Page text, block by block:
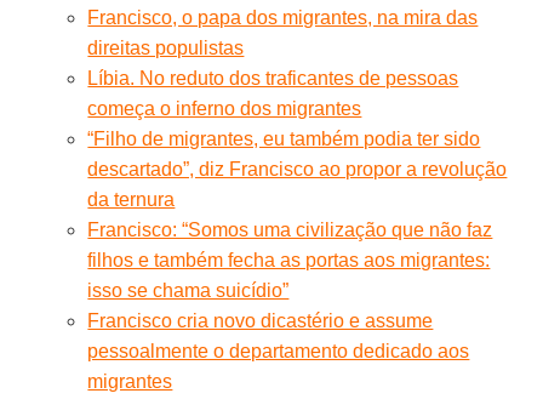
Francisco, o papa dos migrantes, na mira das
direitas populistas
Líbia. No reduto dos traficantes de pessoas
começa o inferno dos migrantes
“Filho de migrantes, eu também podia ter sido
descartado”, diz Francisco ao propor a revolução
da ternura
Francisco: “Somos uma civilização que não faz
filhos e também fecha as portas aos migrantes:
isso se chama suicídio”
Francisco cria novo dicastério e assume
pessoalmente o departamento dedicado aos
migrantes